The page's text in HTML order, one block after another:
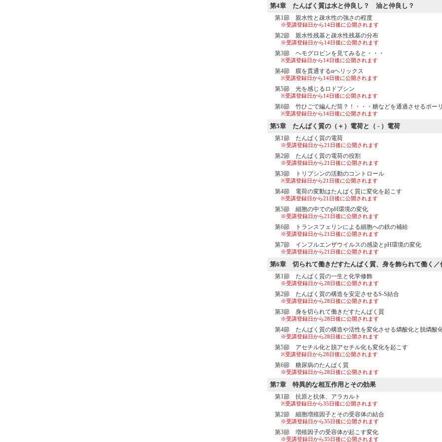
第4章 たんぱく質は水と仲良し？ 油と仲良し？
第1節 親水性と疎水性の強さの程度
※受講登録日から14日後に公開されます
第2節 親水性残基と疎水性残基の分布
※受講登録日から14日後に公開されます
第3節 ヘモグロビンを見てみると・・・
※受講登録日から14日後に公開されます
第4節 膜を貫通するαヘリックス
※受講登録日から14日後に公開されます
第5節 光を感じるロドプシン
※受講登録日から14日後に公開されます
第6節 竹ひごで編んだ筒？！・・・糖などを通過させるポー
※受講登録日から14日後に公開されます
第5章 たんぱく質の（＋）電荷と（ - ）電荷
第1節 たんぱく質の電荷
※受講登録日から21日後に公開されます
第2節 たんぱく質の電荷の役割
※受講登録日から21日後に公開されます
第3節 トリプシンの活動のコントロール
※受講登録日から21日後に公開されます
第4節 電荷の変動はたんぱく質に変化を起こす
※受講登録日から21日後に公開されます
第5節 細胞の中でのpH環境の変化
※受講登録日から21日後に公開されます
第6節 トランスフェリンによる細胞への鉄の補給
※受講登録日から21日後に公開されます
第7節 インフルエンザウイルスの感染とpH環境の変化
※受講登録日から21日後に公開されます
第6章 切られて働きだすたんぱく質、身を飾られて働く
第1節 たんぱく質の一生と化学修飾
※受講登録日から28日後に公開されます
第2節 たんぱく質の構造を安定させるS-S結合
※受講登録日から28日後に公開されます
第3節 身を切られて働きだすたんぱく質
※受講登録日から28日後に公開されます
第4節 たんぱく質の構造や活性を変化させる燐酸化と脱燐酸
※受講登録日から28日後に公開されます
第5節 アセチル化と脱アセチル化も変化を起こす
※受講登録日から28日後に公開されます
第6節 糖尿病のたんぱく質
※受講登録日から28日後に公開されます
第7章 特異的な相互作用とその効果
第1節 抗原と抗体、アラカルト
※受講登録日から35日後に公開されます
第2節 細胞増殖因子とその受容体の結合
※受講登録日から35日後に公開されます
第3節 増殖因子の受容体が起こす変化
※受講登録日から35日後に公開されます